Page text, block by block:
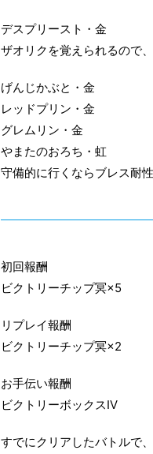
デスプリースト・金
ザオリクを覚えられるので
げんじかぶと・金
レッドプリン・金
グレムリン・金
やまたのおろち・虹
守備的に行くならブレス耐
初回報酬
ビクトリーチップ冥×5
リプレイ報酬
ビクトリーチップ冥×2
お手伝い報酬
ビクトリーボックスIV
すでにクリアしたバトルで